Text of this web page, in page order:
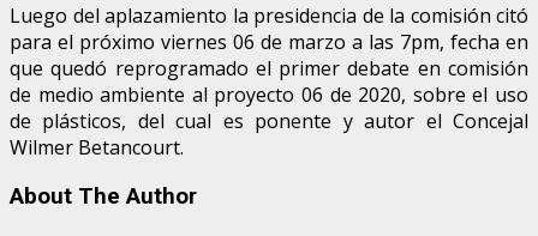
Luego del aplazamiento la presidencia de la comisión citó
para el próximo viernes 06 de marzo a las 7pm, fecha en
que quedó reprogramado el primer debate en comisión
de medio ambiente al proyecto 06 de 2020, sobre el uso
de plásticos, del cual es ponente y autor el Concejal
Wilmer Betancourt.
About The Author